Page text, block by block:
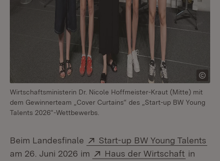
Wirtschaftsministerin Dr. Nicole Hoffmeister-Kraut (Mitte) mit
dem Gewinnerteam „Cover Curtains“ des „Start-up BW Young
Talents 2026“-Wettbewerbs.
Beim Landesfinale Extern:
Start-up BW Young Talents
am 26. Juni 2026 im
Extern:
Haus der Wirtschaft (Öffnet
in